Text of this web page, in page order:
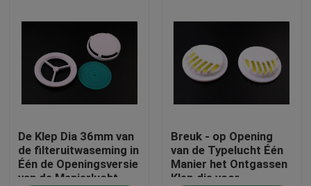
Vraag een offerte
Plastic Spuitenkappen
Plastic Kroonkurk
De Klep Dia 36mm van
de filteruitwaseming in
Één de Openingsversie
van de Manierlucht
Breuk - op Opening
van de Typelucht Één
Manier het Ontgassen
Klep die voor